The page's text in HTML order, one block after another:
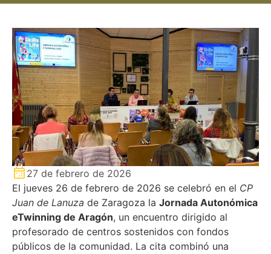
27 de febrero de 2026
El jueves 26 de febrero de 2026 se celebró en el CP
Juan de Lanuza de Zaragoza la Jornada Autonómica
eTwinning de Aragón, un encuentro dirigido al
profesorado de centros sostenidos con fondos
públicos de la comunidad. La cita combinó una